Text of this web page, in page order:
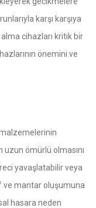
karşı karşıya
cihazları kritik bir
önemini ve
malzemelerinin
uzun ömürlü olmasını
yavaşlatabilir veya
ve mantar oluşumuna
hasara neden